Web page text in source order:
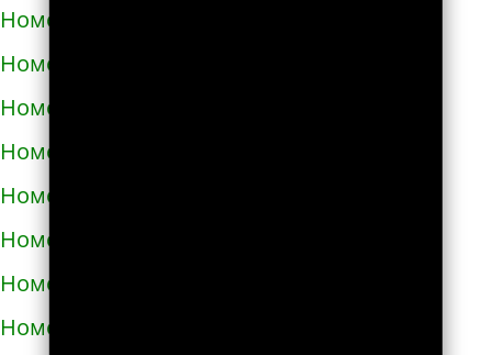
Номера телефонов такси в Подгородном
Номера телефонов такси в Подольске
Номера телефонов такси в Покрове
Номера телефонов такси в Пологах
Номера телефонов такси в Полонном
Номера телефонов такси в Полтаве
Номера телефонов такси в Прилуках
Номера телефонов такси в Путивле